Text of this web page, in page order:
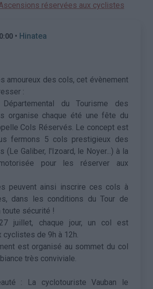
réservées aux cyclistes
• Hinatea
amoureux des cols, cet évènement
:
du Tourisme des
organise chaque été une fête du
Cols Réservés. Le concept est
fermons 5 cols prestigieux des
(Le Galiber, l'Izoard, le Noyer...) à la
pour les réserver aux
peuvent ainsi inscrire ces cols à
dans les conditions du Tour de
toute sécurité !
juillet, chaque jour, un col est
cyclistes de 9h à 12h.
est organisé au sommet du col
très conviviale.
: La cyclotouriste Vauban le